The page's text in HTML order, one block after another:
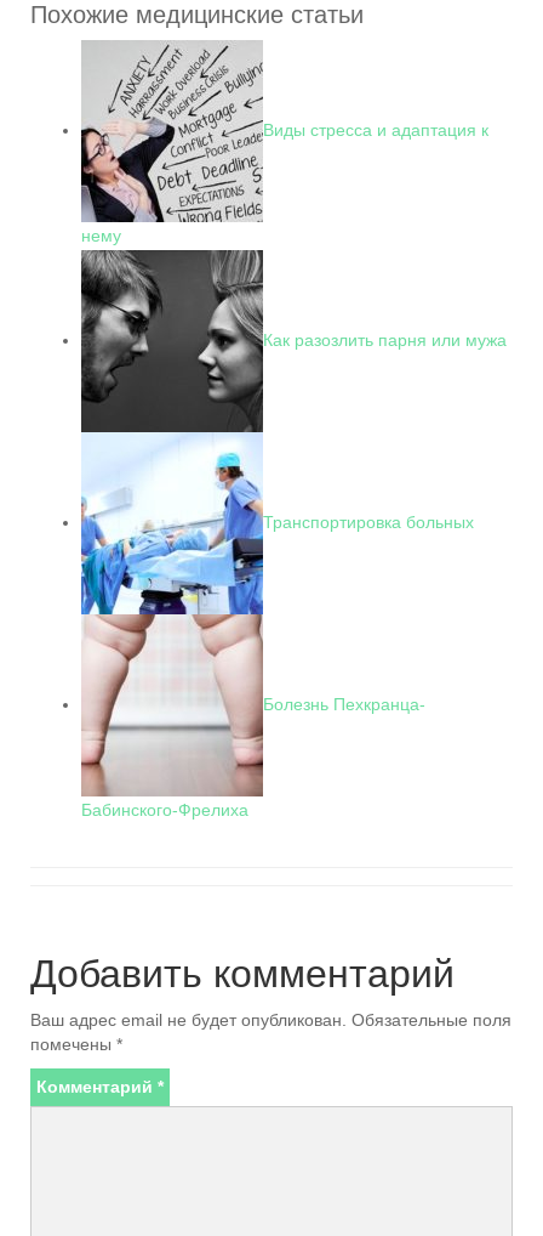
Похожие медицинские статьи
Виды стресса и адаптация к
нему
Как разозлить парня или мужа
Транспортировка больных
Болезнь Пехкранца-
Бабинского-Фрелиха
Добавить комментарий
Ваш адрес email не будет опубликован. Обязательные поля
помечены *
Комментарий *